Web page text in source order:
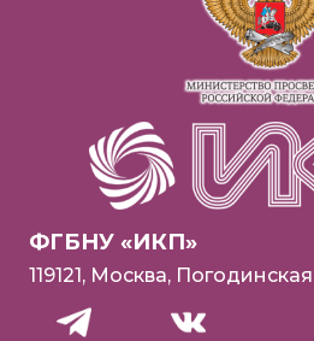
ФГБНУ «ИКП»
119121, Москва, Погодинская